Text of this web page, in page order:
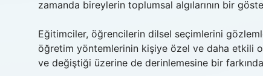
zamanda bireylerin toplumsal algılarının bir
Eğitimciler, öğrencilerin dilsel seçimlerini
öğretim yöntemlerinin kişiye özel ve daha etkili
ve değiştiği üzerine de derinlemesine bir